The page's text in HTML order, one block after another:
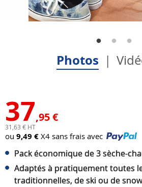
Photos
37,95 €
31,63 € HT
ou 9,49 € X4 sans frais avec
Pack économique de 3 sèche-
Adaptés à pratiquement toutes
traditionnelles, de ski ou de